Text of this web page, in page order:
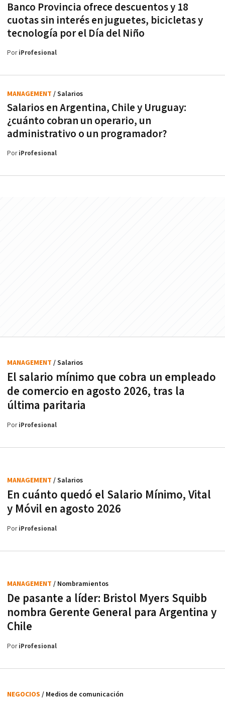
Banco Provincia ofrece descuentos y 18
cuotas sin interés en juguetes, bicicletas y
tecnología por el Día del Niño
PoriProfesional
Salarios en Argentina, Chile y Uruguay:
¿cuánto cobran un operario, un
administrativo o un programador?
MANAGEMENT / Salarios
PoriProfesional
El salario mínimo que cobra un empleado
de comercio en agosto 2026, tras la
última paritaria
MANAGEMENT / Salarios
PoriProfesional
En cuánto quedó el Salario Mínimo, Vital
y Móvil en agosto 2026
MANAGEMENT / Salarios
PoriProfesional
De pasante a líder: Bristol Myers Squibb
nombra Gerente General para Argentina y
Chile
MANAGEMENT / Nombramientos
PoriProfesional
NEGOCIOS / Medios de comunicación